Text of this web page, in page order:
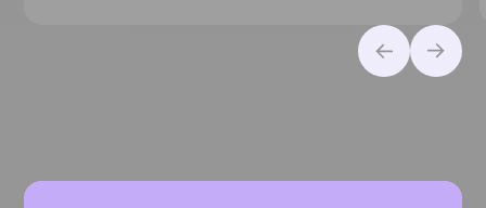
conversione dei lead o alla gestione dei contatti.